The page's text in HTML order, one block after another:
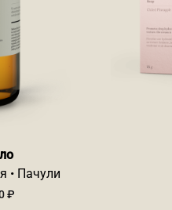
• Пачули
₽Диапазон